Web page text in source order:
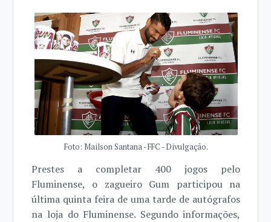
Foto: Mailson Santana - FFC - Divulgação.
Prestes a completar 400 jogos pelo
Fluminense, o zagueiro Gum participou na
última quinta feira de uma tarde de autógrafos
na loja do Fluminense. Segundo informações,